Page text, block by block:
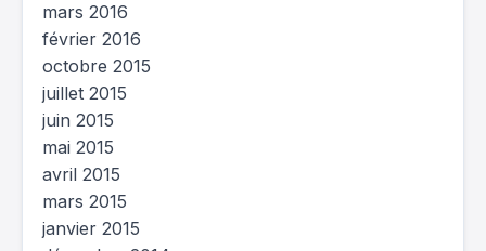
mars 2016
février 2016
octobre 2015
juillet 2015
juin 2015
mai 2015
avril 2015
mars 2015
janvier 2015